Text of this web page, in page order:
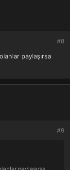
#8
paylaşırsa
#9